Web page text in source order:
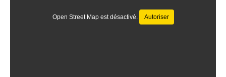
Open Street Map est désactivé. Autoriser